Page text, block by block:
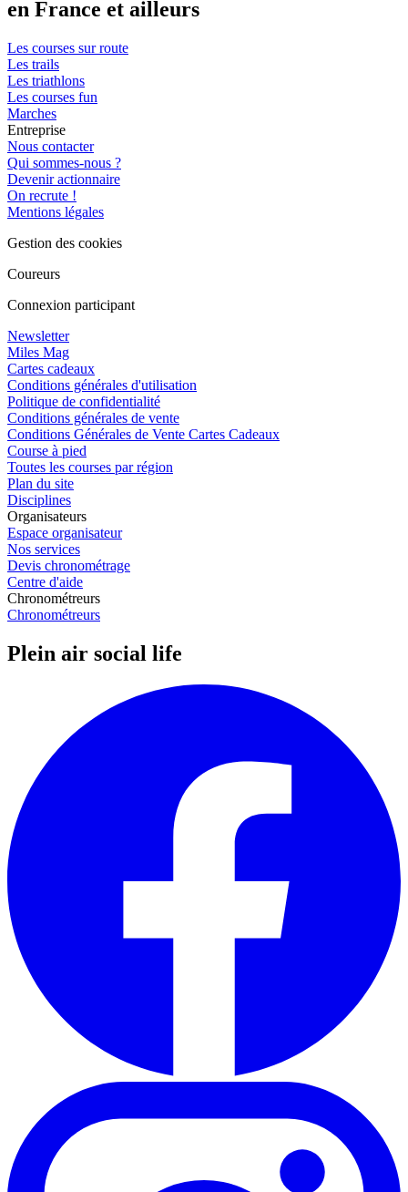
en France et ailleurs
Les courses sur route
Les trails
Les triathlons
Les courses fun
Marches
Entreprise
Nous contacter
Qui sommes-nous ?
Devenir actionnaire
On recrute !
Mentions légales
Gestion des cookies
Coureurs
Connexion participant
Newsletter
Miles Mag
Cartes cadeaux
Conditions générales d'utilisation
Politique de confidentialité
Conditions générales de vente
Conditions Générales de Vente Cartes Cadeaux
Course à pied
Toutes les courses par région
Plan du site
Disciplines
Organisateurs
Espace organisateur
Nos services
Devis chronométrage
Centre d'aide
Chronométreurs
Chronométreurs
Plein air social life